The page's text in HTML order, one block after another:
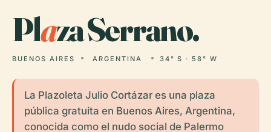
Plaza Serrano.
BUENOS AIRES ARGENTINA 34° S · 58° W
La Plazoleta Julio Cortázar es una plaza
pública gratuita en Buenos Aires, Argentina,
conocida como el nudo social de Palermo